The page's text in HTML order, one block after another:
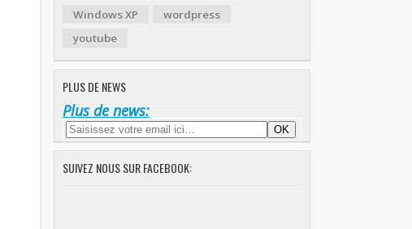
Windows XP
wordpress
youtube
PLUS DE NEWS
Plus de news:
SUIVEZ NOUS SUR FACEBOOK: